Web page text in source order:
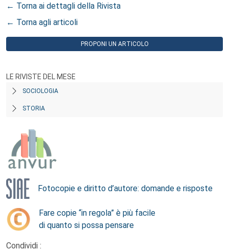
← Torna ai dettagli della Rivista
← Torna agli articoli
PROPONI UN ARTICOLO
LE RIVISTE DEL MESE
SOCIOLOGIA
STORIA
Fotocopie e diritto d’autore: domande e risposte
Fare copie “in regola” è più facile
di quanto si possa pensare
Condividi :